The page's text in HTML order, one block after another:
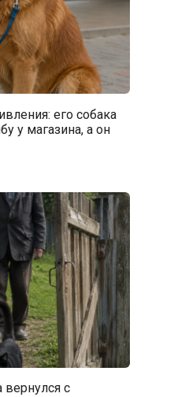
его собака
у магазина, а он
вернулся с